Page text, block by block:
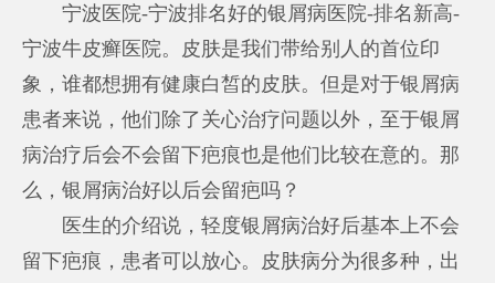
宁波医院-宁波排名好的银屑病医院-排名新高-
宁波牛皮癣医院。皮肤是我们带给别人的首位印
象，谁都想拥有健康白皙的皮肤。但是对于银屑病
患者来说，他们除了关心治疗问题以外，至于银屑
病治疗后会不会留下疤痕也是他们比较在意的。那
么，银屑病治好以后会留疤吗？
医生的介绍说，轻度银屑病治好后基本上不会
留下疤痕，患者可以放心。皮肤病分为很多种，出